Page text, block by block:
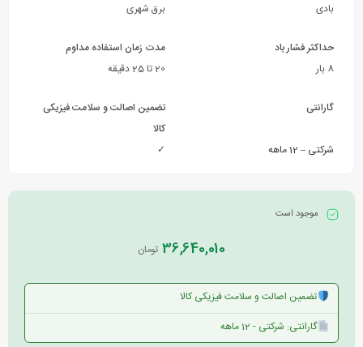
بادی
برق شهری
حداکثر فشار باد
8 بار
مدت زمان استفاده مداوم
20 تا 25 دقیقه
گارانتی
شرکتی – 12 ماهه
تضمین اصالت و سلامت فیزیکی
کالا
✓
موجود است
36,640,010 تومان
تضمین اصالت و سلامت فیزیکی کالا
گارانتی: شرکتی - 12 ماهه